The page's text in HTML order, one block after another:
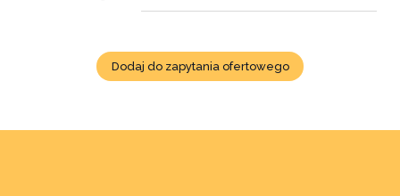
Dodaj do zapytania ofertowego